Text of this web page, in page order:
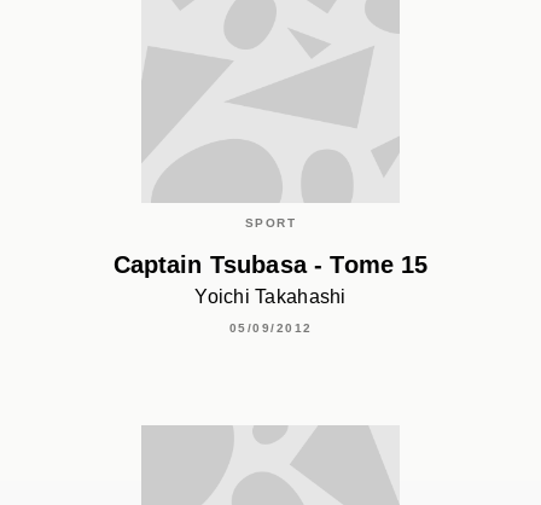
SPORT
Captain Tsubasa - Tome 15
Yoichi Takahashi
05/09/2012